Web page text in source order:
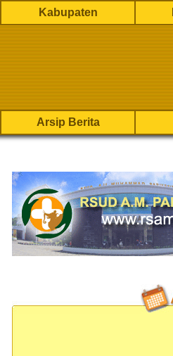
Kabupaten
Arsip Berita